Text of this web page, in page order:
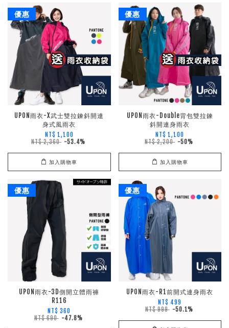
優惠
UPON雨衣-X武士雙拉鍊斜開連
身式風雨衣
NT$ 1,100
NT$ 2,360 -53.4%
加入購物車
優惠
UPON雨衣-Double背包雙拉鍊
斜開連身雨衣
NT$ 1,100
NT$ 2,200 -50%
加入購物車
優惠
UPON雨衣-3D側開立體雨褲
R116
NT$ 360
NT$ 690 -47.8%
優惠
UPON雨衣-R1前開式連身雨衣
NT$ 499
NT$ 999 -50.1%